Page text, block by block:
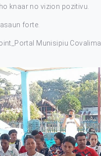
knaar no vizion pozitivu.
forte.
Munisipiu Covalima